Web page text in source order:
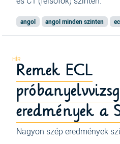
angol angol minden szinten
Remek ECL
eredmények a
Nagyon szép eredmények